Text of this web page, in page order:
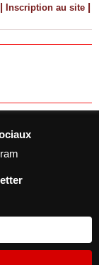
| Inscription au site |